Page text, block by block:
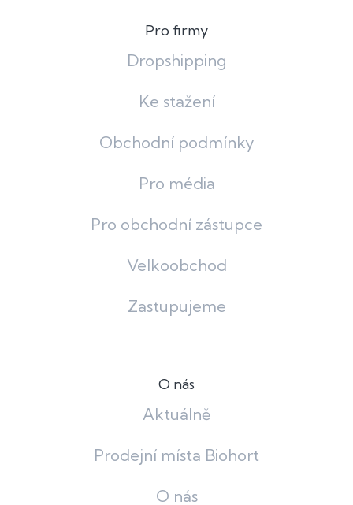
Pro firmy
Dropshipping
Ke stažení
Obchodní podmínky
Pro média
Pro obchodní zástupce
Velkoobchod
Zastupujeme
O nás
Aktuálně
Prodejní místa Biohort
O nás